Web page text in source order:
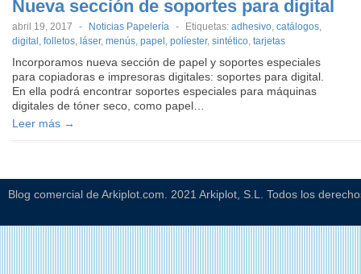
Nueva sección de soportes para digital
abril 19, 2017 - Noticias Papelería - Etiquetas: adhesivo, catálogos,
digital , folletos, láser, menús, papel , políester, sintético, tarjetas
Incorporamos nueva sección de papel y soportes especiales
para copiadoras e impresoras digitales: soportes para digital.
En ella podrá encontrar soportes especiales para máquinas
digitales de tóner seco, como papel…
Leer más →
Blog comercial de Arkiplot.com. 2021 Arkiplot, S.L. Todos los